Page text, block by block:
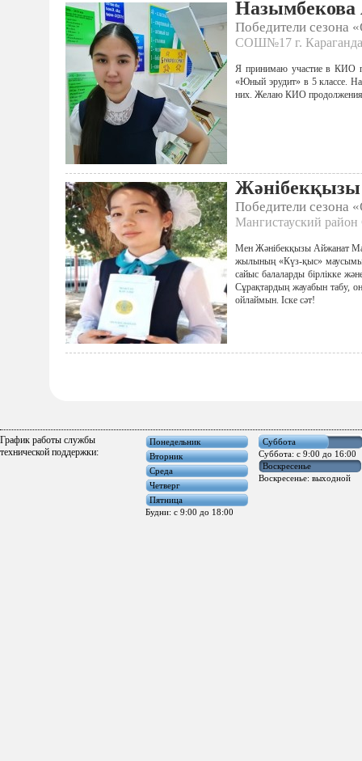
Победители сезона
СОШ№17 г.
Я принимаю участие в КИО
«Юный эрудит» в 5 классе.
них. Желаю КИО продолжения
Победители сезона
Мангистауский
Мен Жәнібекқызы Айжанат
жылының «Күз-қыс»
сайыс балаларды бірлікке
Сұрақтардың жауабын табу,
ойлаймын. Іске сәт!
График работы службы
технической поддержки:
Понедельник
Вторник
Среда
Четверг
Пятница
Будни: с 9:00 до 18:00
Суббота
Суббота: с 9:00 до 16:00
Воскресенье
Воскресенье: выходной